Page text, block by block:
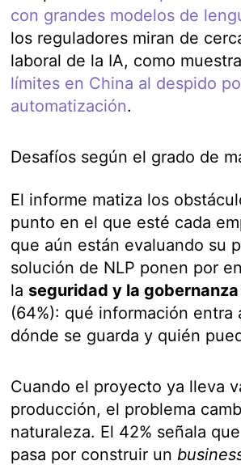
con grandes modelos de
los reguladores miran de
laboral de la IA, como
límites en China al despido
automatización.
Desafíos según el grado de
El informe matiza los
punto en el que esté cada
que aún están evaluando su
solución de NLP ponen por
la seguridad y la
(64%): qué información entra
dónde se guarda y quién
Cuando el proyecto ya lleva
producción, el problema
naturaleza. El 42% señala
pasa por construir un